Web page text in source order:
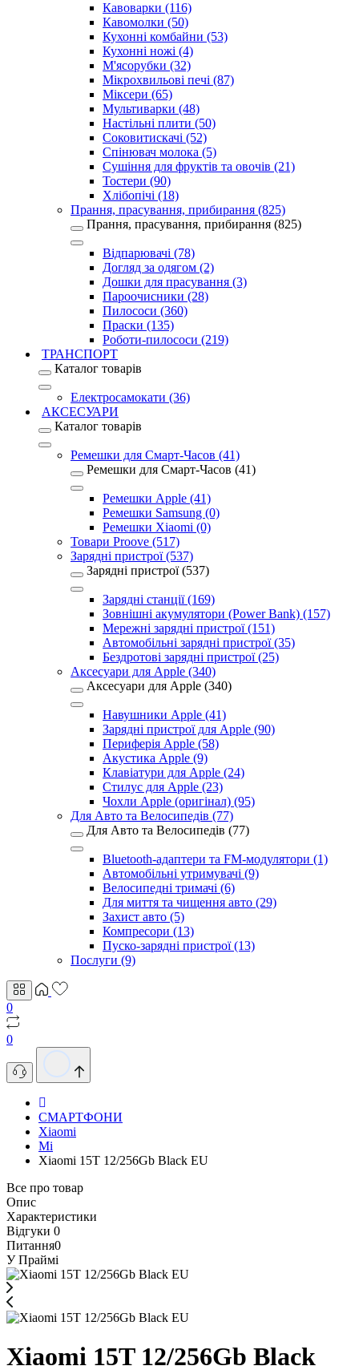
Кавоварки (116)
Кавомолки (50)
Кухонні комбайни (53)
Кухонні ножі (4)
М'ясорубки (32)
Мікрохвильові печі (87)
Міксери (65)
Мультиварки (48)
Настільні плити (50)
Соковитискачі (52)
Спінювач молока (5)
Сушіння для фруктів та овочів (21)
Тостери (90)
Хлібопічі (18)
Прання, прасування, прибирання (825)
Прання, прасування, прибирання (825)
Відпарювачі (78)
Догляд за одягом (2)
Дошки для прасування (3)
Пароочисники (28)
Пилососи (360)
Праски (135)
Роботи-пилососи (219)
ТРАНСПОРТ
Каталог товарів
Електросамокати (36)
АКСЕСУАРИ
Каталог товарів
Ремешки для Смарт-Часов (41)
Ремешки для Смарт-Часов (41)
Ремешки Apple (41)
Ремешки Samsung (0)
Ремешки Xiaomi (0)
Товари Proove (517)
Зарядні пристрої (537)
Зарядні пристрої (537)
Зарядні станції (169)
Зовнішні акумулятори (Power Bank) (157)
Мережні зарядні пристрої (151)
Автомобільні зарядні пристрої (35)
Бездротові зарядні пристрої (25)
Аксесуари для Apple (340)
Аксесуари для Apple (340)
Навушники Apple (41)
Зарядні пристрої для Apple (90)
Периферія Apple (58)
Акустика Apple (9)
Клавіатури для Apple (24)
Стилус для Apple (23)
Чохли Apple (оригінал) (95)
Для Авто та Велосипедів (77)
Для Авто та Велосипедів (77)
Bluetooth-адаптери та FM-модулятори (1)
Автомобільні утримувачі (9)
Велосипедні тримачі (6)
Для миття та чищення авто (29)
Захист авто (5)
Компресори (13)
Пуско-зарядні пристрої (13)
Послуги (9)
0
0
СМАРТФОНИ
Xiaomi
Mi
Xiaomi 15T 12/256Gb Black EU
Все про товар
Опис
Характеристики
Відгуки 0
Питання0
У Праймі
Xiaomi 15T 12/256Gb Black